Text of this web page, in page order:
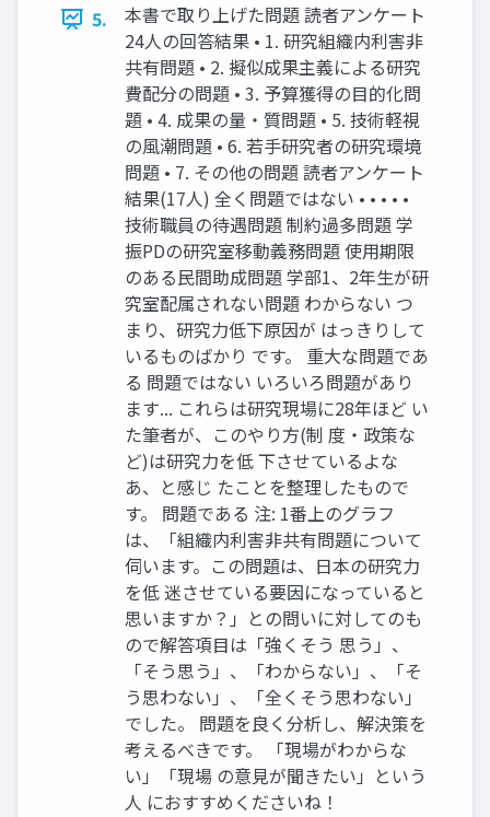
5.
本書で取り上げた問題 読者アンケート
24⼈の回答結果 • 1. 研究組織内利害⾮
共有問題 • 2. 擬似成果主義による研究
費配分の問題 • 3. 予算獲得の⽬的化問
題 • 4. 成果の量・質問題 • 5. 技術軽視
の⾵潮問題 • 6. 若⼿研究者の研究環境
問題 • 7. その他の問題 読者アンケート
結果(17⼈) 全く問題ではない • • • • •
技術職員の待遇問題 制約過多問題 学
振PDの研究室移動義務問題 使⽤期限
のある⺠間助成問題 学部1、2年⽣が研
究室配属されない問題 わからない つ
まり、研究⼒低下原因が はっきりして
いるものばかり です。 重⼤な問題であ
る 問題ではない いろいろ問題があり
ます... これらは研究現場に28年ほど い
た筆者が、このやり⽅(制 度・政策な
ど)は研究⼒を低 下させているよな
あ、と感じ たことを整理したもので
す。 問題である 注: 1番上のグラフ
は、「組織内利害⾮共有問題について
伺います。この問題は、⽇本の研究⼒
を低 迷させている要因になっていると
思いますか？」との問いに対してのも
ので解答項⽬は「強くそう 思う」、
「そう思う」、「わからない」、「そ
う思わない」、「全くそう思わない」
でした。 問題を良く分析し、解決策を
考えるべきです。 「現場がわからな
い」「現場 の意⾒が聞きたい」という
⼈ におすすめくださいね！